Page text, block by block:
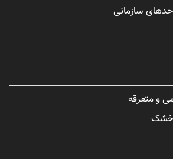
سازمانی
و متفرقه
خشک